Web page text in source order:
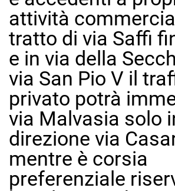
attività
tratto di via Saffi
e in via della
via San Pio V il
privato potrà
via Malvasia solo
direzione via
mentre è corsia
preferenziale